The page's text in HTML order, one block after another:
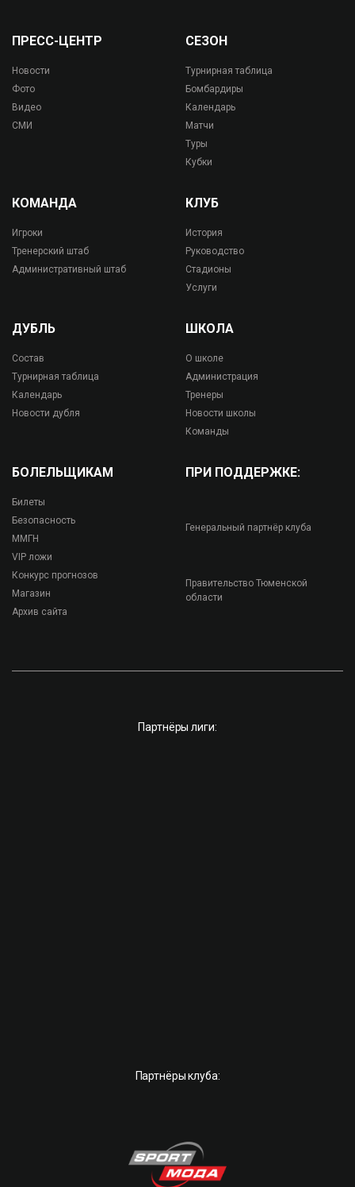
ПРЕСС-ЦЕНТР
Новости
Фото
Видео
СМИ
СЕЗОН
Турнирная таблица
Бомбардиры
Календарь
Матчи
Туры
Кубки
КОМАНДА
Игроки
Тренерский штаб
Административный штаб
КЛУБ
История
Руководство
Стадионы
Услуги
ДУБЛЬ
Состав
Турнирная таблица
Календарь
Новости дубля
ШКОЛА
О школе
Администрация
Тренеры
Новости школы
Команды
БОЛЕЛЬЩИКАМ
Билеты
Безопасность
ММГН
VIP ложи
Конкурс прогнозов
Магазин
Архив сайта
ПРИ ПОДДЕРЖКЕ:
Генеральный партнёр клуба
Правительство Тюменской
области
Партнёры лиги:
Партнёры клуба: